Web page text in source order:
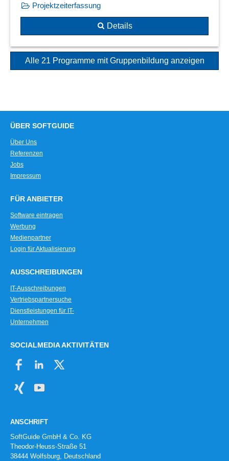
Projektzeiterfassung
Details
Alle 21 Programme mit Gruppenbildung anzeigen
ÜBER SOFTGUIDE
Über Uns
Referenzen
Jobs
Impressum
FÜR ANBIETER
Software eintragen
Werbung
Medienpartner
Login für Aktualisierung
AUSSCHREIBUNGEN
IT-Ausschreibungen
Vertriebspartnersuche
Dienstleistungen für IT-
Unternehmen
SOCIALMEDIA AKTIVITÄTEN
ANSCHRIFT
SoftGuide GmbH & Co. KG
Theodor-Heuss-Straße 51
38444 Wolfsburg, Deutschland